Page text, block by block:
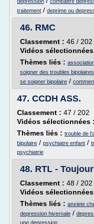
traitement / deprime ou
46. RMC
Classement : 46 / 202
Vidéos
Thèmes liés :
soigner des troubles bipolaires
se soigner bipolaire /
47. CCDH ASS.
Classement : 47 / 202
Vidéos sélectionnées :
Thèmes liés : trouble de
bipolaire / psychiatre enfant /
psychiatrie
48. RTL -
Classement : 48 / 202
Vidéos
Thèmes liés : anxiete
depression hivernale /
une depression